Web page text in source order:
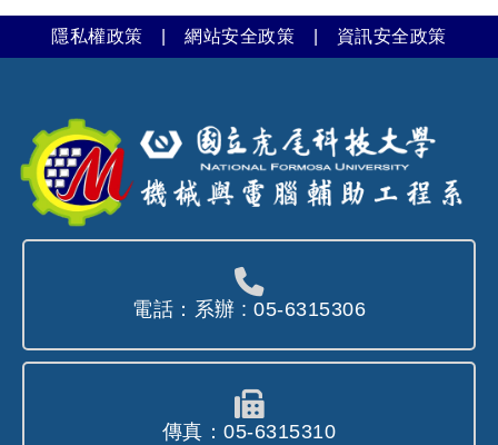
隱私權政策 |網站安全政策 資訊安全政策
電話：系辦 : 05-6315306
傳真：05-6315310